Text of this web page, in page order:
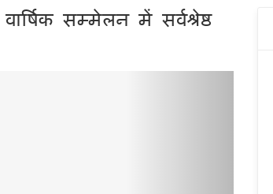
सम्मेलन में सर्वश्रेष्ठ